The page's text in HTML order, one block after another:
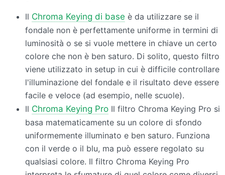
Il Chroma Keying di base è da utilizzare se il
fondale non è perfettamente uniforme in termini di
luminosità o se si vuole mettere in chiave un certo
colore che non è ben saturo. Di solito, questo filtro
viene utilizzato in setup in cui è difficile controllare
l'illuminazione del fondale e il risultato deve essere
facile e veloce (ad esempio, nelle scuole).
Il Chroma Keying Pro Il filtro Chroma Keying Pro si
basa matematicamente su un colore di sfondo
uniformemente illuminato e ben saturo. Funziona
con il verde o il blu, ma può essere regolato su
qualsiasi colore. Il filtro Chroma Keying Pro